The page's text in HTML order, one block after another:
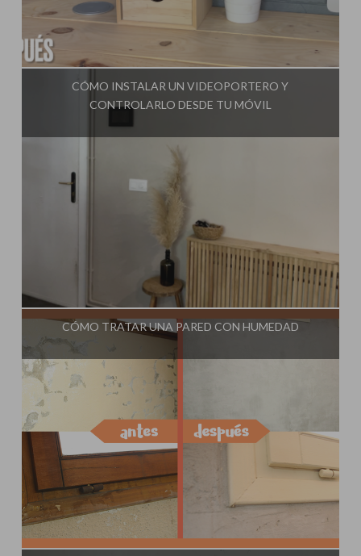
Influencer:
CÓMO INSTALAR UN VIDEOPORTERO Y
CONTROLARLO DESDE TU MÓVIL
Influencer:
CÓMO TRATAR UNA PARED CON HUMEDAD
Influencer: